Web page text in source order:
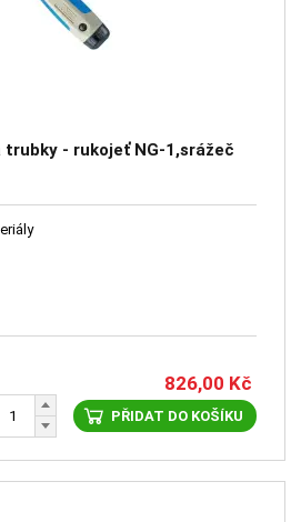
- rukojeť NG-1,srážeč
826,00 Kč
PŘIDAT DO KOŠÍKU